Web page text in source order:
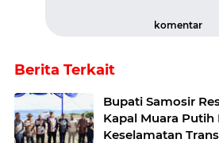
komentar
Berita Terkait
Bupati Samosir
Kapal Muara Putih
Keselamatan